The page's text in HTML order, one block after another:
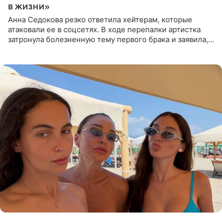
в жизни»
Анна Седокова резко ответила хейтерам, которые
атаковали ее в соцсетях. В ходе перепалки артистка
затронула болезненную тему первого брака и заявила,